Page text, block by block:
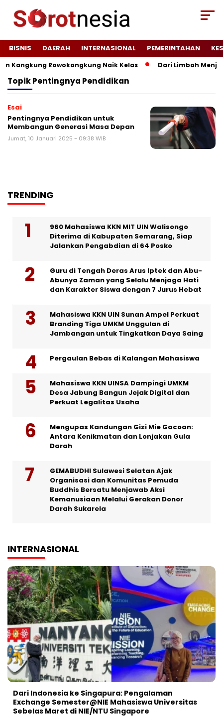
BISNIS DAERAH INTERNASIONAL PEMERINTAHAN
Kangkung Rowokangkung Naik Kelas Dari Limbah
TopikPentingnya Pendidikan
Esai
Pentingnya Pendidikan untuk
Membangun Generasi Masa Depan
Jumat, 10 Januari 2025 - 09:38 WIB
TRENDING
960 Mahasiswa KKN MIT UIN Walisongo
Diterima di Kabupaten Semarang, Siap
Jalankan Pengabdian di 64 Posko
Guru di Tengah Deras Arus Iptek dan Abu-
Abunya Zaman yang Selalu Menjaga Hati
dan Karakter Siswa dengan 7 Jurus Hebat
Mahasiswa KKN UIN Sunan Ampel Perkuat
Branding Tiga UMKM Unggulan di
Jambangan untuk Tingkatkan Daya Saing
Pergaulan Bebas di Kalangan Mahasiswa
Mahasiswa KKN UINSA Dampingi UMKM
Desa Jabung Bangun Jejak Digital dan
Perkuat Legalitas Usaha
Mengupas Kandungan Gizi Mie Gacoan:
Antara Kenikmatan dan Lonjakan Gula
Darah
GEMABUDHI Sulawesi Selatan Ajak
Organisasi dan Komunitas Pemuda
Buddhis Bersatu Menjawab Aksi
Kemanusiaan Melalui Gerakan Donor
Darah Sukarela
INTERNASIONAL
Dari Indonesia ke Singapura: Pengalaman
Exchange Semester@NIE Mahasiswa Universitas
Sebelas Maret di NIE/NTU Singapore